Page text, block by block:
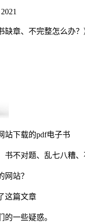
缺章、不完整怎么办
站下载的pdf电子书
书不对题、乱七八糟、
网站？
这篇文章
的一些疑惑。